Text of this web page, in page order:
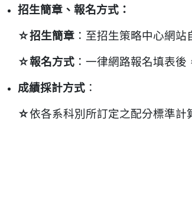
招生簡章、報名方式：
☆招生簡章：至招生策略中心網站
☆報名方式：一律網路報名填表後
成績採計方式：
☆依各系科別所訂定之配分標準計